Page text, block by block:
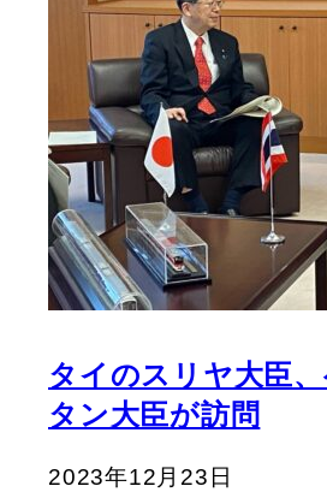
タイのスリヤ大臣
タン大臣が訪問
2023年12月23日